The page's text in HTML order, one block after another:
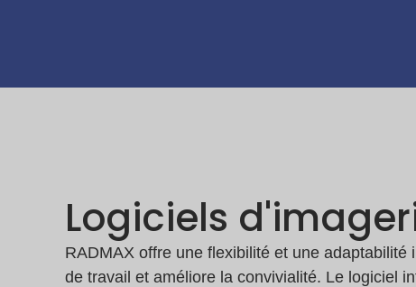
Logiciels
RADMAX offre une flexibilité et une
de travail et améliore la convivialité. Le logiciel